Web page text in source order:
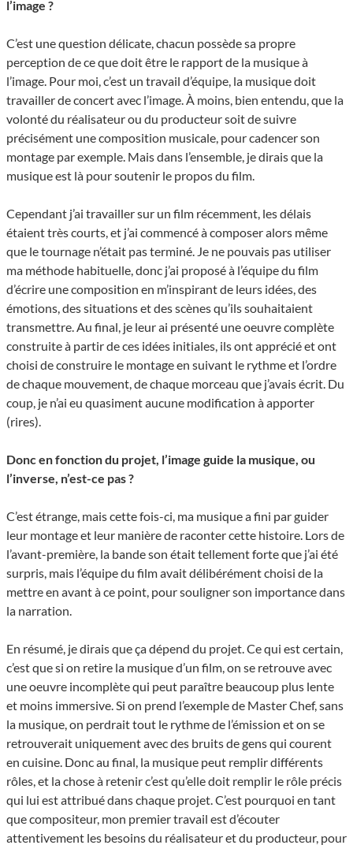
l’image ?
C’est une question délicate, chacun possède sa propre
perception de ce que doit être le rapport de la musique à
l’image. Pour moi, c’est un travail d’équipe, la musique doit
travailler de concert avec l’image. À moins, bien entendu, que la
volonté du réalisateur ou du producteur soit de suivre
précisément une composition musicale, pour cadencer son
montage par exemple. Mais dans l’ensemble, je dirais que la
musique est là pour soutenir le propos du film.
Cependant j’ai travailler sur un film récemment, les délais
étaient très courts, et j’ai commencé à composer alors même
que le tournage n’était pas terminé. Je ne pouvais pas utiliser
ma méthode habituelle, donc j’ai proposé à l’équipe du film
d’écrire une composition en m’inspirant de leurs idées, des
émotions, des situations et des scènes qu’ils souhaitaient
transmettre. Au final, je leur ai présenté une oeuvre complète
construite à partir de ces idées initiales, ils ont apprécié et ont
choisi de construire le montage en suivant le rythme et l’ordre
de chaque mouvement, de chaque morceau que j’avais écrit. Du
coup, je n’ai eu quasiment aucune modification à apporter
(rires).
Donc en fonction du projet, l’image guide la musique, ou
l’inverse, n’est-ce pas ?
C’est étrange, mais cette fois-ci, ma musique a fini par guider
leur montage et leur manière de raconter cette histoire. Lors de
l’avant-première, la bande son était tellement forte que j’ai été
surpris, mais l’équipe du film avait délibérément choisi de la
mettre en avant à ce point, pour souligner son importance dans
la narration.
En résumé, je dirais que ça dépend du projet. Ce qui est certain,
c’est que si on retire la musique d’un film, on se retrouve avec
une oeuvre incomplète qui peut paraître beaucoup plus lente
et moins immersive. Si on prend l’exemple de Master Chef, sans
la musique, on perdrait tout le rythme de l’émission et on se
retrouverait uniquement avec des bruits de gens qui courent
en cuisine. Donc au final, la musique peut remplir différents
rôles, et la chose à retenir c’est qu’elle doit remplir le rôle précis
qui lui est attribué dans chaque projet. C’est pourquoi en tant
que compositeur, mon premier travail est d’écouter
attentivement les besoins du réalisateur et du producteur, pour